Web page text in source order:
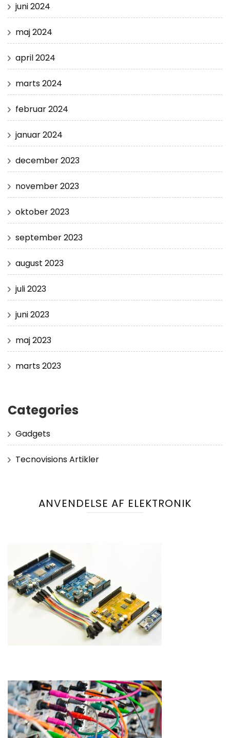
juni 2024
maj 2024
april 2024
marts 2024
februar 2024
januar 2024
december 2023
november 2023
oktober 2023
september 2023
august 2023
juli 2023
juni 2023
maj 2023
marts 2023
Categories
Gadgets
Tecnovisions Artikler
ANVENDELSE AF ELEKTRONIK